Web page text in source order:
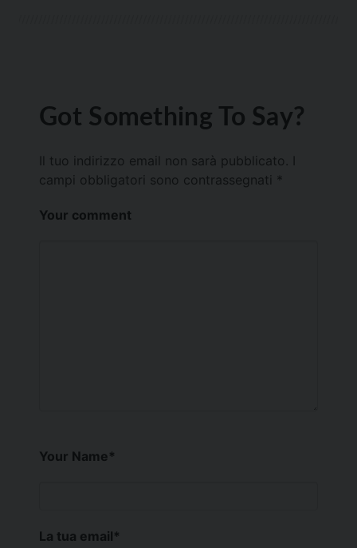
Got Something To Say?
Il tuo indirizzo email non sarà pubblicato.
campi obbligatori sono contrassegnati *
Your comment
Your Name*
La tua email*